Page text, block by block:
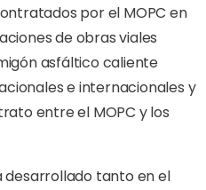
por el MOPC en
de obras viales
asfáltico caliente
e internacionales y
entre el MOPC y los
desarrollado tanto en el